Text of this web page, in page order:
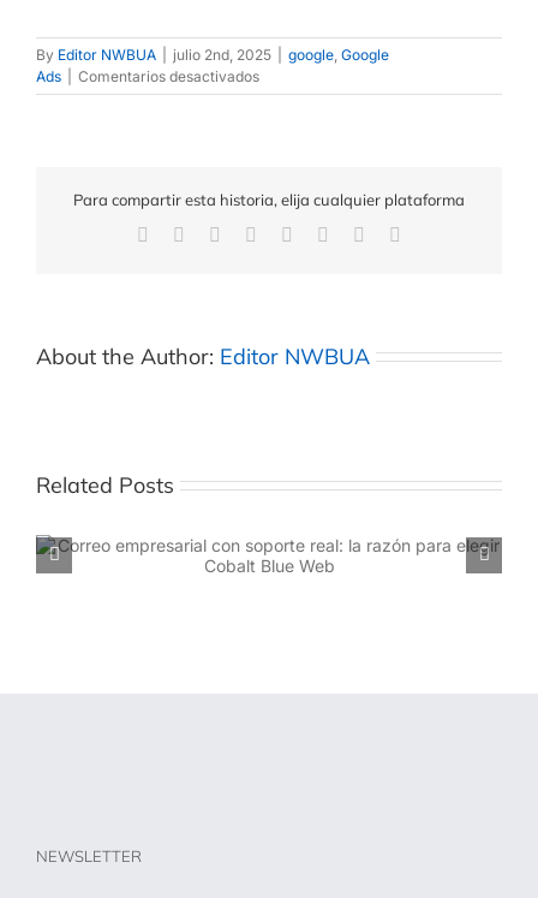
By Editor NWBUA julio 2nd, 2025 google Google
Ads
Comentarios desactivadosen
¿Cuánto
Google
Para compartir esta historia, elija cualquier plataforma
Facebook Reddit LinkedIn
TumblrPinterest
About the Author: Editor NWBUA
Related Posts
Cómo cotizar Google Workspace en México sin pagar
NEWSLETTER